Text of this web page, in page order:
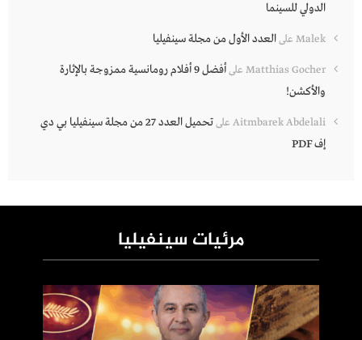
الدولي للسينما
Malek علىالعدد الأول من مجلة سينفيليا
Matthias Gocher على
أفضل 9 أفلام رومانسية ممزوجة بالإثارة
والأكشن!
Aitmbarek Abdelali على
تحميل العدد 27 من مجلة سينفيليا بي دي
إف PDF
مرئيات سينفيليا